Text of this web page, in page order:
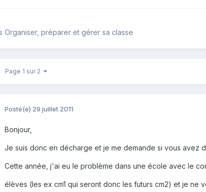
Organiser, préparer et gérer sa classe
Page 1 sur 2
Posté(e) 29 juillet 2011
Bonjour,
Je suis donc en décharge et je me demande si vous
Cette année, j'ai eu le problème dans une école avec le
élèves (les ex cm1 qui seront donc les futurs cm2) et je